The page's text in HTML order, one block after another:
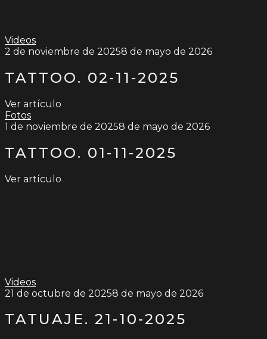
Videos
2 de noviembre de 20258 de mayo de 2026
TATTOO. 02-11-2025
Ver artículo
Fotos
1 de noviembre de 20258 de mayo de 2026
TATTOO. 01-11-2025
Ver artículo
Videos
21 de octubre de 20258 de mayo de 2026
TATUAJE. 21-10-2025